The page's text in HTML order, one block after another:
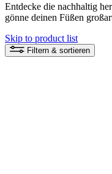
Entdecke die nachhaltig
gönne deinen Füßen
Skip to product list
Filtern & sortieren